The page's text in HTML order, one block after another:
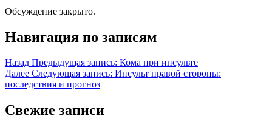
Обсуждение закрыто.
Навигация по записям
Назад Предыдущая запись: Кома при инсульте
Далее Следующая запись: Инсульт правой стороны:
последствия и прогноз
Свежие записи